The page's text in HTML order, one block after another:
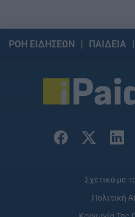
ΡΟΗ ΕΙΔΗΣΕΩΝ ΠΑΙΔΕΙΑ
Σχετικά με
Πολιτική